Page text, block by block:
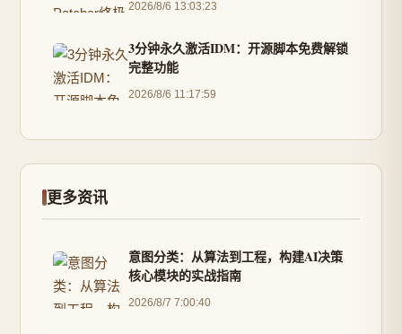
2026/8/6 13:03:23
3分钟永久激活IDM：开源脚本免费解锁
完整功能
2026/8/6 11:17:59
更多资讯
意图分类：从算法到工程，构建AI决策
核心模块的实战指南
2026/8/7 7:00:40